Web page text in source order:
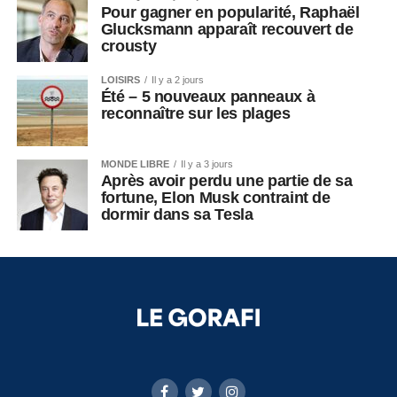
Pour gagner en popularité, Raphaël
Glucksmann apparaît recouvert de
crousty
LOISIRS Il y a 2 jours
Été – 5 nouveaux panneaux à
reconnaître sur les plages
MONDE LIBRE Il y a 3 jours
Après avoir perdu une partie de sa
fortune, Elon Musk contraint de
dormir dans sa Tesla